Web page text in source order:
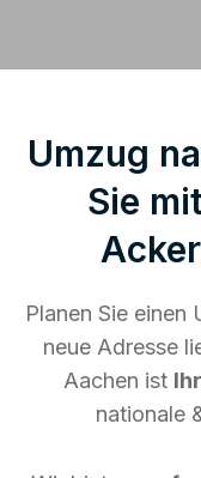
Umzug
Sie
Planen Sie einen
neue Adresse
Aachen ist
nationale